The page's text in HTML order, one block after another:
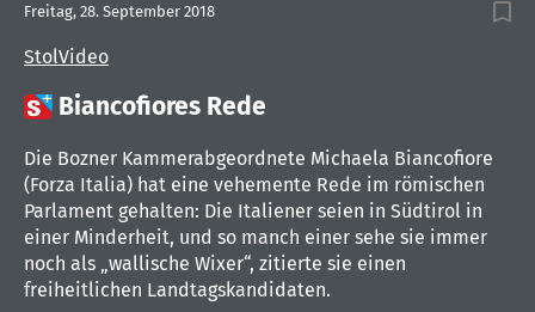
StolVideo
Freitag, 28. September 2018
 Biancofiores Rede
Die Bozner Kammerabgeordnete Michaela Biancofiore
(Forza Italia) hat eine vehemente Rede im römischen
Parlament gehalten: Die Italiener seien in Südtirol in
einer Minderheit, und so manch einer sehe sie immer
noch als „wallische Wixer“, zitierte sie einen
freiheitlichen Landtagskandidaten.